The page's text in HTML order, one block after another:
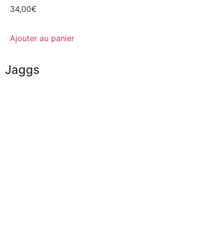
34,00€
Ajouter au panier
Jaggs